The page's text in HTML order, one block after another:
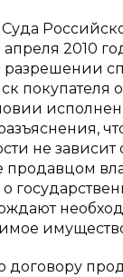
2010
разрешении
покупателя о
не зависит
продавцом
договору